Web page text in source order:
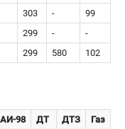
303 -
99
299 -
-
299 580 102
АИ-98 ДТ ДТЗ
Газ